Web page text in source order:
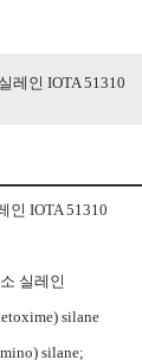
레인 IOTA 51310
인 IOTA 51310
실레인
silane
silane;